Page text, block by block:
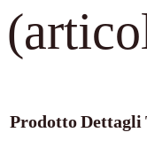
ProdottoDettagli